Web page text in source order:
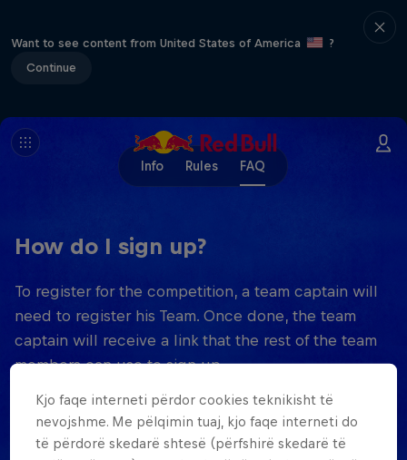
Want to see content from United States of America
?
Continue
Info Rules FAQ
How do I sign up?
To register for the competition, a team captain will
need to register his Team. Once done, the team
captain will receive a link that the rest of the team
members can use to sign up.
How old do I need to be to
participate in Red Bull Half Court?
Kjo faqe interneti përdor cookies teknikisht të
nevojshme. Me pëlqimin tuaj, kjo faqe interneti do
të përdorë skedarë shtesë (përfshirë skedarë të